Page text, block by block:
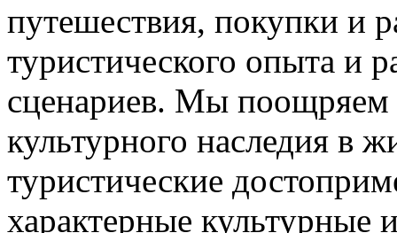
путешествия, покупки и
туристического опыта и
сценариев. Мы поощряем
культурного наследия в
туристические
характерные культурные